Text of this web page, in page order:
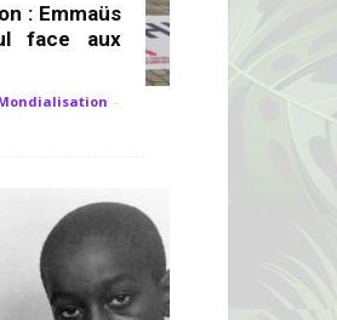
: Emmaüs
face aux
-